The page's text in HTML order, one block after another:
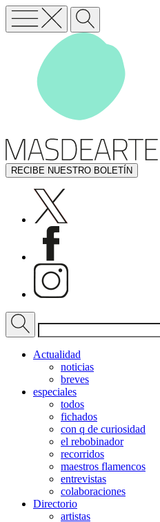
RECIBE NUESTRO BOLETÍN
Actualidad
noticias
breves
especiales
todos
fichados
con q de curiosidad
el rebobinador
recorridos
maestros flamencos
entrevistas
colaboraciones
Directorio
artistas